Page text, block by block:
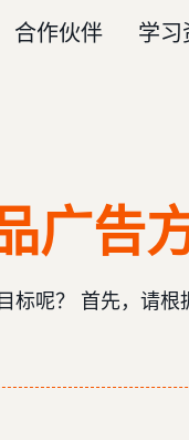
合作伙伴 学习
广告
呢？ 首先，请根